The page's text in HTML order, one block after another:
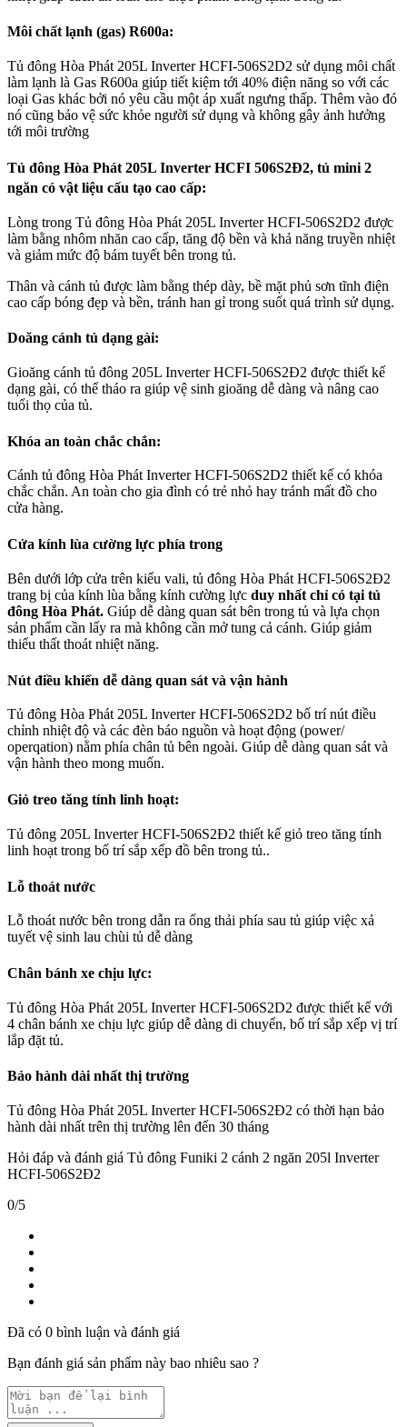
Môi chất lạnh (gas) R600a:
Tủ đông Hòa Phát 205L Inverter HCFI-506S2D2 sử dụng môi chất
làm lạnh là Gas R600a giúp tiết kiệm tới 40% điện năng so với các
loại Gas khác bởi nó yêu cầu một áp xuất ngưng thấp. Thêm vào đó
nó cũng bảo vệ sức khỏe người sử dụng và không gây ảnh hưởng
tới môi trường
Tủ đông Hòa Phát 205L Inverter HCFI 506S2Đ2, tủ mini 2
ngăn có vật liệu cấu tạo cao cấp:
Lòng trong Tủ đông Hòa Phát 205L Inverter HCFI-506S2D2 được
làm bằng nhôm nhăn cao cấp, tăng độ bền và khả năng truyền nhiệt
và giảm mức độ bám tuyết bên trong tủ.
Thân và cánh tủ được làm bằng thép dày, bề mặt phủ sơn tĩnh điện
cao cấp bóng đẹp và bền, tránh han gỉ trong suốt quá trình sử dụng.
Doăng cánh tủ dạng gài:
Gioăng cánh tủ đông 205L Inverter HCFI-506S2Đ2 được thiết kế
dạng gài, có thể tháo ra giúp vệ sinh gioăng dễ dàng và nâng cao
tuổi thọ của tủ.
Khóa an toàn chắc chắn:
Cánh tủ đông Hòa Phát Inverter HCFI-506S2D2 thiết kế có khóa
chắc chắn. An toàn cho gia đình có trẻ nhỏ hay tránh mất đồ cho
cửa hàng.
Cửa kính lùa cường lực phía trong
Bên dưới lớp cửa trên kiểu vali, tủ đông Hòa Phát HCFI-506S2Đ2
trang bị của kính lùa bằng kính cường lực duy nhất chỉ có tại tủ
đông Hòa Phát. Giúp dễ dàng quan sát bên trong tủ và lựa chọn
sản phẩm cần lấy ra mà không cần mở tung cả cánh. Giúp giảm
thiểu thất thoát nhiệt năng.
Nút điều khiển dễ dàng quan sát và vận hành
Tủ đông Hòa Phát 205L Inverter HCFI-506S2D2 bố trí nút điều
chỉnh nhiệt độ và các đèn báo nguồn và hoạt động (power/
operqation) nằm phía chân tủ bên ngoài. Giúp dễ dàng quan sát và
vận hành theo mong muốn.
Giỏ treo tăng tính linh hoạt:
Tủ đông 205L Inverter HCFI-506S2Đ2 thiết kế giỏ treo tăng tính
linh hoạt trong bố trí sắp xếp đồ bên trong tủ..
Lỗ thoát nước
Lỗ thoát nước bên trong dẫn ra ống thải phía sau tủ giúp việc xả
tuyết vệ sinh lau chùi tủ dễ dàng
Chân bánh xe chịu lực:
Tủ đông Hòa Phát 205L Inverter HCFI-506S2D2 được thiết kế với
4 chân bánh xe chịu lực giúp dễ dàng di chuyển, bố trí sắp xếp vị trí
lắp đặt tủ.
Bảo hành dài nhất thị trường
Tủ đông Hòa Phát 205L Inverter HCFI-506S2Đ2 có thời hạn bảo
hành dài nhất trên thị trường lên đến 30 tháng
Hỏi đáp và đánh giá Tủ đông Funiki 2 cánh 2 ngăn 205l Inverter
HCFI-506S2Đ2
0/5
Đã có 0 bình luận và đánh giá
Bạn đánh giá sản phẩm này bao nhiêu sao ?